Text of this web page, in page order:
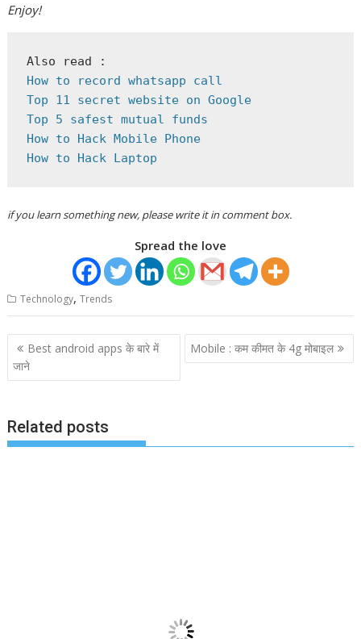
Enjoy!
How to record whatsapp call
Top 5 safest mutual funds
How to Hack Mobile Phone
How to Hack Laptop
if you learn something new, please write it in comment box.
Spread the love
Technology,Trends
Post
navigation
Best android apps के बारे में
जाने
Mobile : कम कीमत के 4g मोबाइल
Related posts